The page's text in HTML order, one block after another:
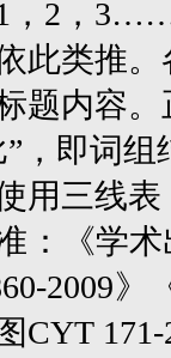
，2，
此类推。
题内容
”，即词
用三线
准：《学
2009
171-